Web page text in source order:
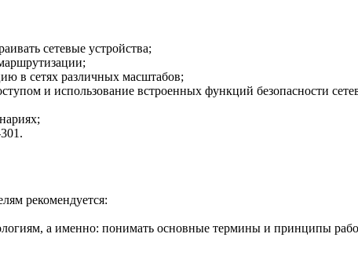
сетевые устройства;
в сетях различных масштабов;
и использование встроенных функций безопасности
рекомендуется:
а именно: понимать основные термины и принципы